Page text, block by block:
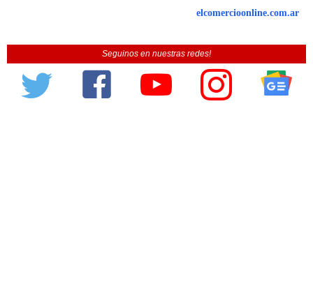
elcomercioonline.com.ar
Seguinos en nuestras redes!